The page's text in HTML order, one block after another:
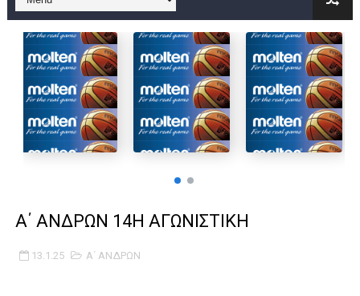
B ΕΦΗΒΩΝ F4 : Χάλκινο το Πέρα 71-56 την Δραπετσώνα στον
Στην National League 2 ο Μανδραϊκός 83-72 τον Εθνικό
Live streaming ΜΠΑΡΑΖ ΑΝΟΔΟΥ ΣΤΗΝ NL 2 : ΑΥΡΙΟ
Β΄ ΕΦΗΒΩΝ F4 : Εντυπωσιακός ο Ρέντης στον τελικό 104-77
Α΄ ΑΝΔΡΩΝ 14Η ΑΓΩΝΙΣΤΙΚΗ
13.1.25 Α΄ ΑΝΔΡΩΝ